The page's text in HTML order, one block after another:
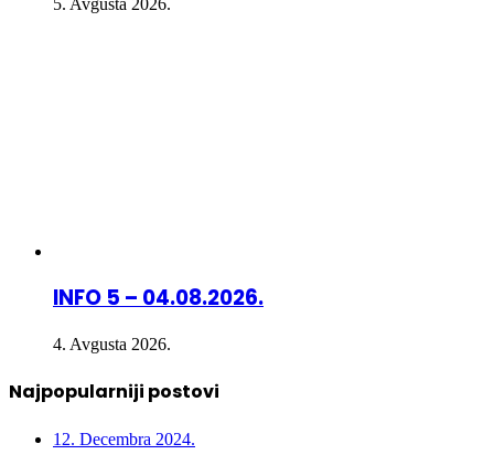
INFO 5 – 04.08.2026.
4. Avgusta 2026.
Najpopularniji postovi
12. Decembra 2024.